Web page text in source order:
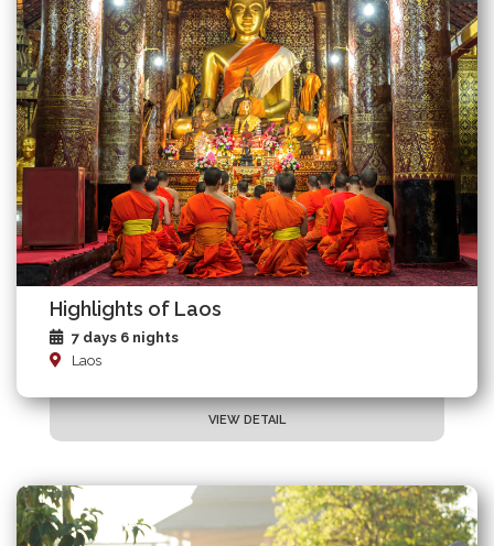
Highlights of Laos
7 days 6 nights
Laos
VIEW DETAIL